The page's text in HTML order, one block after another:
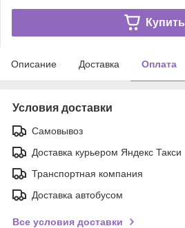
Купить
Описание Доставка Оплата
Условия доставки
Самовывоз
Доставка курьером Яндекс Такси
Транспортная компания
Доставка автобусом
Все условия доставки